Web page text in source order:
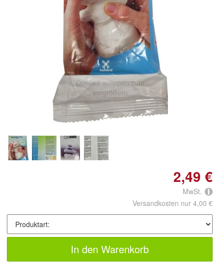
Doppelt antippen zum
vergrößern
2,49 €
MwSt.
Versandkosten nur 4,00 €
In den Warenkorb